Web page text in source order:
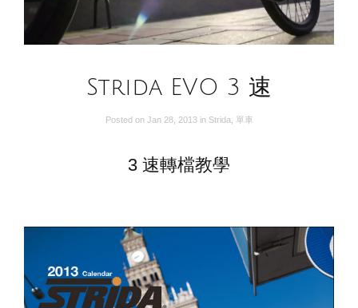
Strida EVO 3 速
Posted on Jan 28, 2013 in Strida 單車
3 速轉檔教學